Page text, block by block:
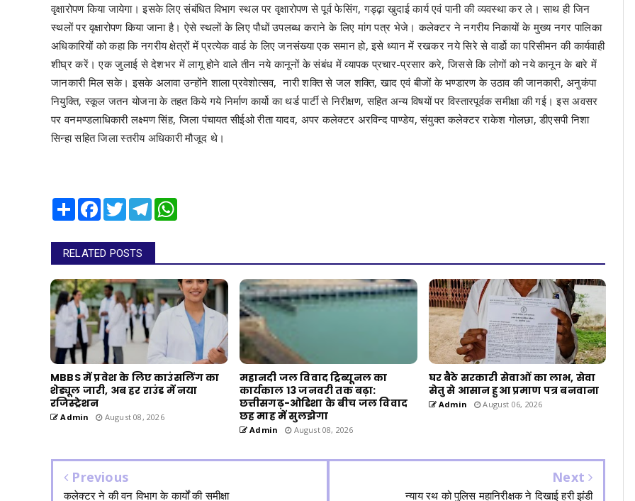
वृक्षारोपण किया जायेगा। इसके लिए संबंधित विभाग स्थल पर वृक्षारोपण से पूर्व फेसिंग, गड्ढ़ा खुदाई कार्य एवं पानी की व्यवस्था कर ले। साथ ही जिन
स्थलों पर वृक्षारोपण किया जाना है। ऐसे स्थलों के लिए पौधों उपलब्ध कराने के लिए मांग पत्र भेजे। कलेक्टर ने नगरीय निकायों के मुख्य नगर पालिका
अधिकारियों को कहा कि नगरीय क्षेत्रों में प्रत्येक वार्ड के लिए जनसंख्या एक समान हो, इसे ध्यान में रखकर नये सिरे से वार्डो का परिसीमन की कार्यवाही
शीघ्र करें। एक जुलाई से देशभर में लागू होने वाले तीन नये कानूनों के संबंध में व्यापक प्रचार-प्रसार करे, जिससे कि लोगों को नये कानून के बारे में
जानकारी मिल सके। इसके अलावा उन्होंने शाला प्रवेशोत्सव, नारी शक्ति से जल शक्ति, खाद एवं बीजों के भण्डारण के उठाव की जानकारी, अनुकंपा
नियुक्ति, स्कूल जतन योजना के तहत किये गये निर्माण कार्यो का थर्ड पार्टी से निरीक्षण, सहित अन्य विषयों पर विस्तारपूर्वक समीक्षा की गई। इस अवसर
पर वनमण्डलाधिकारी लक्ष्मण सिंह, जिला पंचायत सीईओ रीता यादव, अपर कलेक्टर अरविन्द पाण्डेय, संयुक्त कलेक्टर राकेश गोलछा, डीएसपी निशा
सिन्हा सहित जिला स्तरीय अधिकारी मौजूद थे।
Share Facebook
TwitterTelegram
RELATED POSTS
MBBS में प्रवेश के लिए काउंसलिंग का
शेड्यूल जारी, अब हर राउंड में नया
रजिस्ट्रेशन
Admin August 08, 2026
महानदी जल विवाद ट्रिब्यूनल का
कार्यकाल 13 जनवरी तक बढ़ा:
छत्तीसगढ़-ओडिशा के बीच जल विवाद
छह माह में सुलझेगा
Admin August 08, 2026
घर बैठे सरकारी सेवाओं का लाभ, सेवा
सेतु से आसान हुआ प्रमाण पत्र बनवाना
Admin August 06, 2026
Previous
कलेक्टर ने की वन विभाग के कार्यों की समीक्षा
Next
न्याय रथ को पुलिस महानिरीक्षक ने दिखाई हरी झंडी